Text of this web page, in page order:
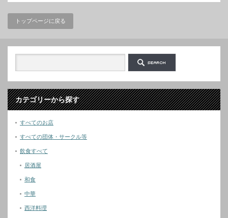
トップページに戻る
カテゴリーから探す
すべてのお店
すべての団体・サークル等
飲食すべて
居酒屋
和食
中華
西洋料理